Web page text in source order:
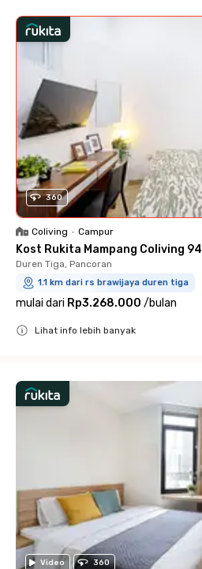
360
Coliving • Campur
Kost Rukita Mampang Coliving 94
Duren Tiga, Pancoran
1.1 km dari rs brawijaya duren tiga
mulai dari Rp3.268.000 /bulan
Lihat info lebih banyak
Video 360